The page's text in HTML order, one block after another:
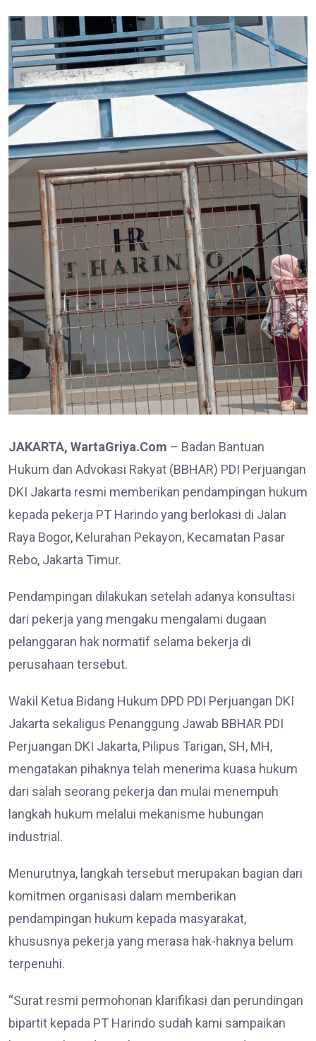
JAKARTA, WartaGriya.Com – Badan Bantuan
Hukum dan Advokasi Rakyat (BBHAR) PDI Perjuangan
DKI Jakarta resmi memberikan pendampingan hukum
kepada pekerja PT Harindo yang berlokasi di Jalan
Raya Bogor, Kelurahan Pekayon, Kecamatan Pasar
Rebo, Jakarta Timur.
Pendampingan dilakukan setelah adanya konsultasi
dari pekerja yang mengaku mengalami dugaan
pelanggaran hak normatif selama bekerja di
perusahaan tersebut.
Wakil Ketua Bidang Hukum DPD PDI Perjuangan DKI
Jakarta sekaligus Penanggung Jawab BBHAR PDI
Perjuangan DKI Jakarta, Pilipus Tarigan, SH, MH,
mengatakan pihaknya telah menerima kuasa hukum
dari salah seorang pekerja dan mulai menempuh
langkah hukum melalui mekanisme hubungan
industrial.
Menurutnya, langkah tersebut merupakan bagian dari
komitmen organisasi dalam memberikan
pendampingan hukum kepada masyarakat,
khususnya pekerja yang merasa hak-haknya belum
terpenuhi.
“Surat resmi permohonan klarifikasi dan perundingan
bipartit kepada PT Harindo sudah kami sampaikan